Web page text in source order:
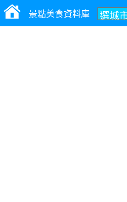
景點美食資料庫